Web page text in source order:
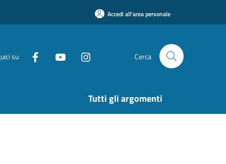
Accedi all'area personale
su Cerca
Tutti gli argomenti